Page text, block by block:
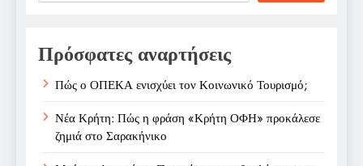
Πρόσφατες αναρτήσεις
Πώς ο ΟΠΕΚΑ ενισχύει τον Κοινωνικό Τουρισμό;
Νέα Κρήτη: Πώς η φράση «Κρήτη ΟΦΗ» προκάλεσε
ζημιά στο Σαρακήνικο